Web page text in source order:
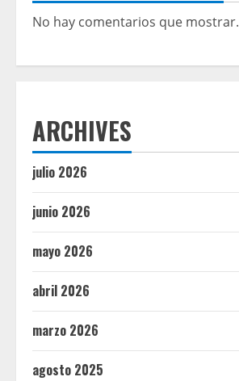
No hay comentarios que mostrar.
ARCHIVES
julio 2026
junio 2026
mayo 2026
abril 2026
marzo 2026
agosto 2025